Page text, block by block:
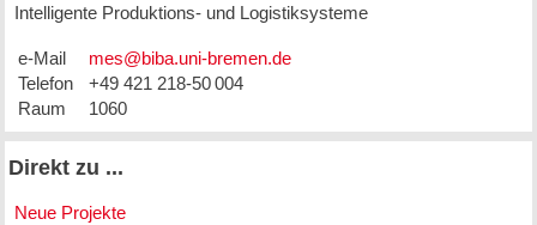
Intelligente Produktions- und Logistiksysteme
e-Mail
Telefon
+49 421 218-50 004
Raum
1060
Direkt zu ...
Neue Projekte